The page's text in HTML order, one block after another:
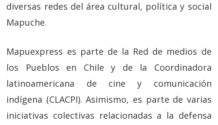
diversas redes del área cultural, política y social
Mapuche.
Mapuexpress es parte de la Red de medios de
los Pueblos en Chile y de la Coordinadora
latinoamericana de cine y comunicación
indígena (CLACPI). Asimismo, es parte de varias
iniciativas colectivas relacionadas a la defensa